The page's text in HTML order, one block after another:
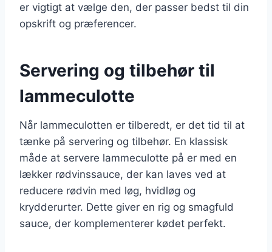
er vigtigt at vælge den, der passer bedst til din
opskrift og præferencer.
Servering og tilbehør til
lammeculotte
Når lammeculotten er tilberedt, er det tid til at
tænke på servering og tilbehør. En klassisk
måde at servere lammeculotte på er med en
lækker rødvinssauce, der kan laves ved at
reducere rødvin med løg, hvidløg og
krydderurter. Dette giver en rig og smagfuld
sauce, der komplementerer kødet perfekt.